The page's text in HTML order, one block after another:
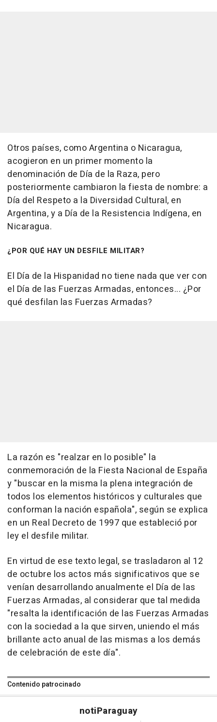
Otros países, como Argentina o Nicaragua,
acogieron en un primer momento la
denominación de Día de la Raza, pero
posteriormente cambiaron la fiesta de nombre: a
Día del Respeto a la Diversidad Cultural, en
Argentina, y a Día de la Resistencia Indígena, en
Nicaragua.
¿POR QUÉ HAY UN DESFILE MILITAR?
El Día de la Hispanidad no tiene nada que ver con
el Día de las Fuerzas Armadas, entonces... ¿Por
qué desfilan las Fuerzas Armadas?
La razón es "realzar en lo posible" la
conmemoración de la Fiesta Nacional de España
y "buscar en la misma la plena integración de
todos los elementos históricos y culturales que
conforman la nación española", según se explica
en un Real Decreto de 1997 que estableció por
ley el desfile militar.
En virtud de ese texto legal, se trasladaron al 12
de octubre los actos más significativos que se
venían desarrollando anualmente el Día de las
Fuerzas Armadas, al considerar que tal medida
"resalta la identificación de las Fuerzas Armadas
con la sociedad a la que sirven, uniendo el más
brillante acto anual de las mismas a los demás
de celebración de este día".
Contenido patrocinado
notiParaguay